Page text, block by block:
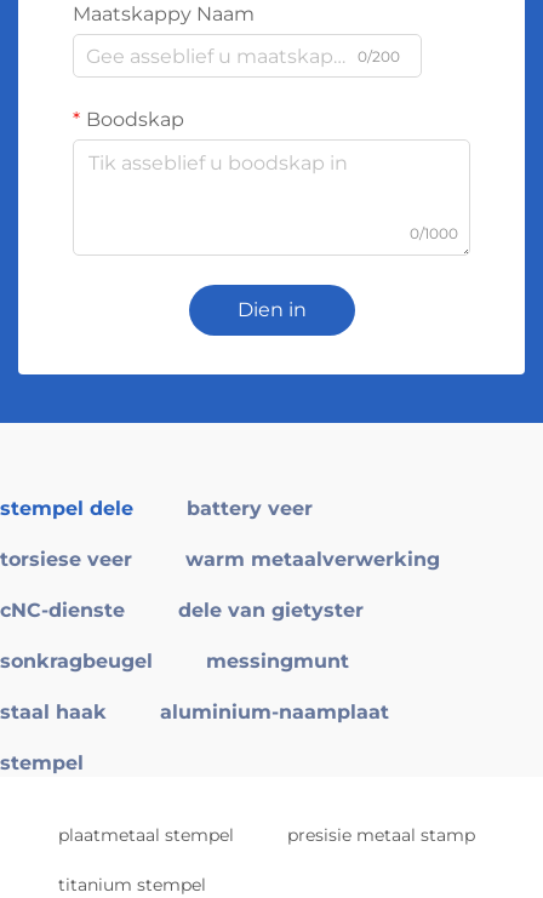
Maatskappy Naam
0/200
Boodskap
0/1000
Dien in
stempel dele battery veer
torsiese veer warm metaalverwerking
cNC-dienste dele van gietyster
sonkragbeugel messingmunt
staal haak aluminium-naamplaat
stempel
plaatmetaal stempel presisie metaal stamp
titanium stempel